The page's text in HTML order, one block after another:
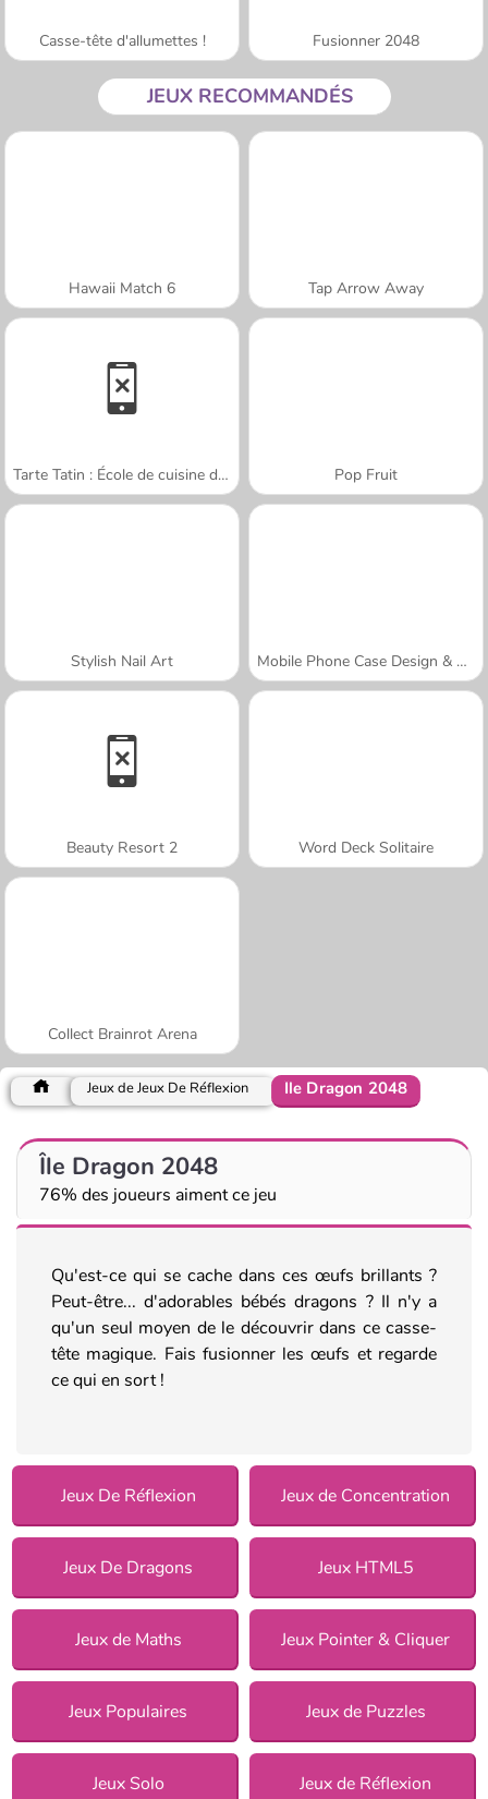
Casse-tête d'allumettes ! Fusionner 2048
JEUX RECOMMANDÉS
Hawaii Match 6 Tap Arrow Away
Tarte Tatin : École de cuisine de Sara Pop Fruit
Stylish Nail Art Mobile Phone Case Design & DIY
Beauty Resort 2 Word Deck Solitaire
Collect Brainrot Arena
Jeux de Jeux De Réflexion Île Dragon 2048
Île Dragon 2048
76% des joueurs aiment ce jeu
Qu'est-ce qui se cache dans ces œufs brillants ?
Peut-être... d'adorables bébés dragons ? Il n'y a
qu'un seul moyen de le découvrir dans ce casse-
tête magique. Fais fusionner les œufs et regarde
ce qui en sort !
Jeux De Réflexion Jeux de Concentration
Jeux De Dragons Jeux HTML5
Jeux de Maths Jeux Pointer & Cliquer
Jeux Populaires Jeux de Puzzles
Jeux Solo Jeux de Réflexion